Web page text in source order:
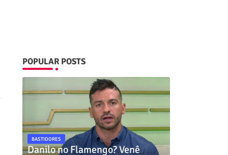
POPULAR POSTS
BASTIDORES
Danilo no Flamengo? Venê